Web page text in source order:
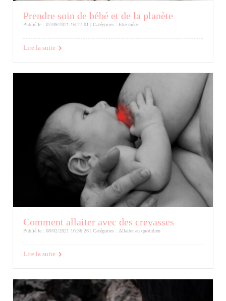
Prendre soin de bébé et de la planète
Publié le : 07/09/2021 16:27:01 | Catégories : Etre mère
Lire la suite
Comment allaiter avec des crevasses
Publié le : 08/02/2021 10:36:26 | Catégories : Allaiter au quotidien
Lire la suite